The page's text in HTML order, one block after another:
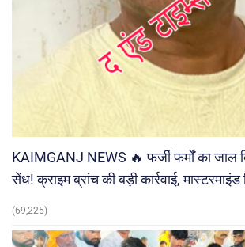
KAIMGANJ NEWS 🔥 फर्जी फर्मों का जाल
सेंध! क्राइम ब्रांच की बड़ी कार्रवाई, मास्टरमाइंड
(69,225)